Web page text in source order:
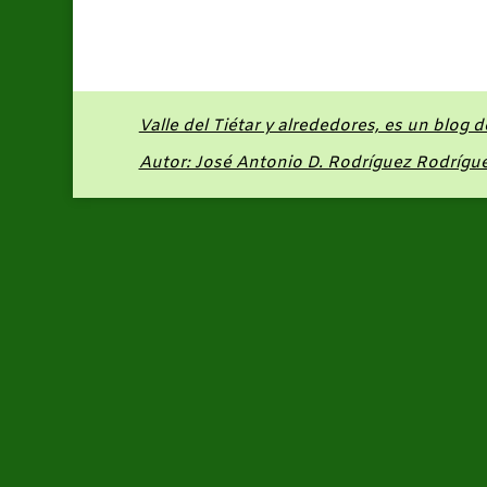
Valle del Tiétar y alrededores, es un blog
Autor: José Antonio D. Rodríguez